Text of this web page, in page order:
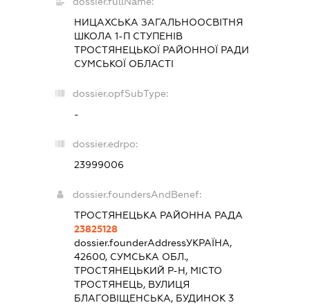
НИЦАХСЬКА ЗАГАЛЬНООСВІТНЯ
ШКОЛА 1-П СТУПЕНІВ
ТРОСТЯНЕЦЬКОЇ РАЙОННОЇ РАДИ
СУМСЬКОЇ ОБЛАСТІ
dossier.opfSubType:
-
dossier.edrpo:
23999006
dossier.foundersAndBenef:
ТРОСТЯНЕЦЬКА РАЙОННА РАДА
23825128
dossier.founderAddressУКРАЇНА,
42600, СУМСЬКА ОБЛ.,
ТРОСТЯНЕЦЬКИЙ Р-Н, МІСТО
ТРОСТЯНЕЦЬ, ВУЛИЦЯ
БЛАГОВІЩЕНСЬКА, БУДИНОК 3